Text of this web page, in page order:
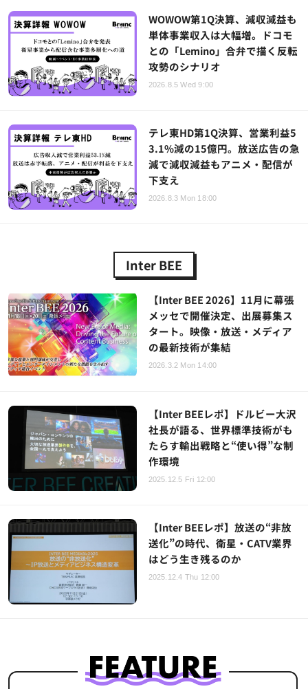
WOWOW第1Q決算、減収減益も
単体事業収入は大幅増。ドコモ
との「Lemino」合弁で描く反転
攻勢のシナリオ
2026.8.5 Wed 9:00
テレ東HD第1Q決算、営業利益5
3.1%減の15億円。放送広告の急
減で減収減益もアニメ・配信が
下支え
2026.8.3 Mon 18:00
Inter BEE
【Inter BEE 2026】11月に幕張
メッセで開催決定、出展募集ス
タート。映像・放送・メディア
の最新技術が集結
2026.3.2 Mon 14:00
【Inter BEEレポ】ドルビー大沢
社長が語る、世界標準技術がも
たらす輸出戦略と“使い得”な制
作環境
2025.12.5 Fri 12:00
【Inter BEEレポ】放送の“非放
送化”の時代、衛星・CATV業界
はどう生き残るのか
2025.12.4 Thu 12:00